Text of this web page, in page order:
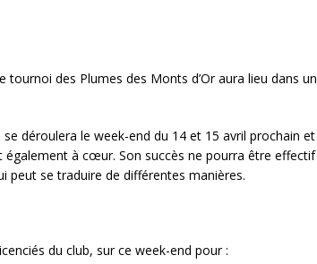
des Plumes des Monts d’Or aura lieu dans un
déroulera le week-end du 14 et 15 avril prochain et
à cœur. Son succès ne pourra être effectif
peut se traduire de différentes manières.
du club, sur ce week-end pour :